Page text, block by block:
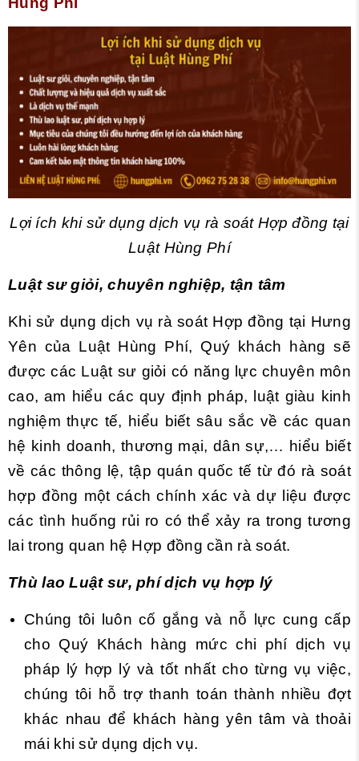
Lợi ích khi sử dụng dịch vụ rà soát Hợp đồng tại
Luật Hùng Phí
Luật sư giỏi, chuyên nghiệp, tận tâm
Khi sử dụng dịch vụ rà soát Hợp đồng tại Hưng
Yên của Luật Hùng Phí, Quý khách hàng sẽ
được các Luật sư giỏi có năng lực chuyên môn
cao, am hiểu các quy định pháp, luật giàu kinh
nghiệm thực tế, hiểu biết sâu sắc về các quan
hệ kinh doanh, thương mại, dân sự,… hiểu biết
về các thông lệ, tập quán quốc tế từ đó rà soát
hợp đồng một cách chính xác và dự liệu được
các tình huống rủi ro có thể xảy ra trong tương
lai trong quan hệ Hợp đồng cần rà soát.
Thù lao Luật sư, phí dịch vụ hợp lý
Chúng tôi luôn cố gắng và nỗ lực cung cấp
cho Quý Khách hàng mức chi phí dịch vụ
pháp lý hợp lý và tốt nhất cho từng vụ việc,
chúng tôi hỗ trợ thanh toán thành nhiều đợt
khác nhau để khách hàng yên tâm và thoải
mái khi sử dụng dịch vụ.